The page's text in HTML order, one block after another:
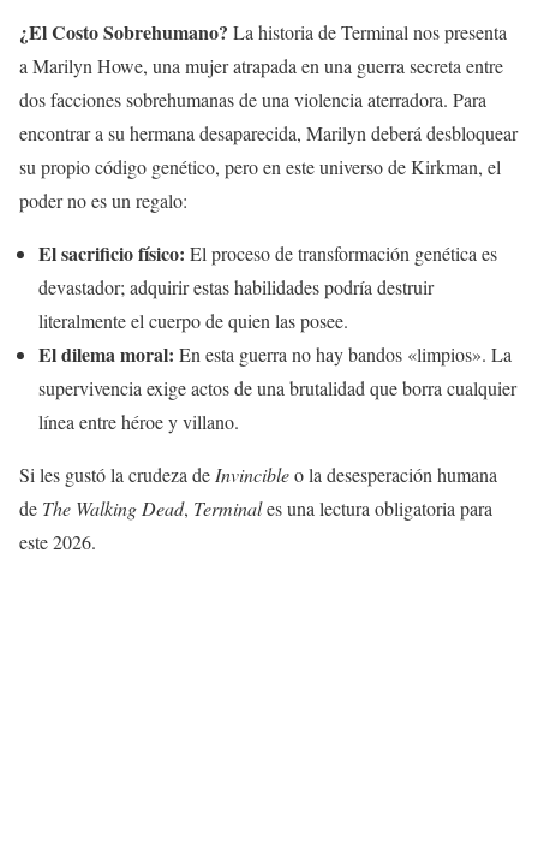
¿El Costo Sobrehumano? La historia de Terminal nos presenta
a Marilyn Howe, una mujer atrapada en una guerra secreta entre
dos facciones sobrehumanas de una violencia aterradora. Para
encontrar a su hermana desaparecida, Marilyn deberá desbloquear
su propio código genético, pero en este universo de Kirkman, el
poder no es un regalo:
El sacrificio físico: El proceso de transformación genética es
devastador; adquirir estas habilidades podría destruir
literalmente el cuerpo de quien las posee.
El dilema moral: En esta guerra no hay bandos «limpios». La
supervivencia exige actos de una brutalidad que borra cualquier
línea entre héroe y villano.
Si les gustó la crudeza de Invincibleo la desesperación humana
de The Walking Dead, Terminales una lectura obligatoria para
este 2026.